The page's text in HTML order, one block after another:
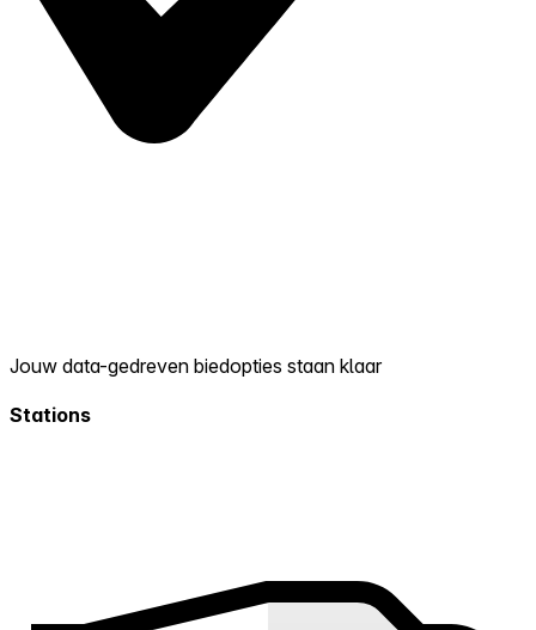
Jouw data-gedreven biedopties staan klaar
Stations